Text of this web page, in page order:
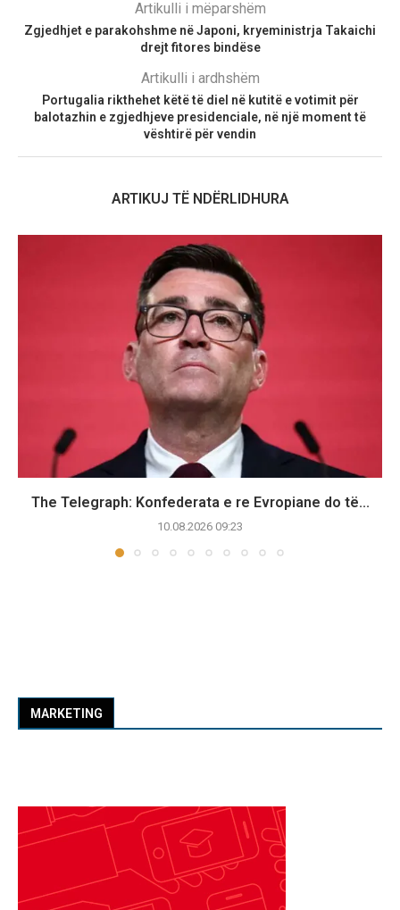
Artikulli i mëparshëm
Zgjedhjet e parakohshme në Japoni, kryeministrja Takaichi
drejt fitores bindëse
Artikulli i ardhshëm
Portugalia rikthehet këtë të diel në kutitë e votimit për
balotazhin e zgjedhjeve presidenciale, në një moment të
vështirë për vendin
ARTIKUJ TË NDËRLIDHURA
The Telegraph: Konfederata e re Evropiane do të...
10.08.2026 09:23
MARKETING